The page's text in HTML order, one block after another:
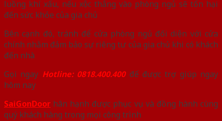
luồng khí xấu, nếu xộc thẳng vào phòng ngủ sẽ tổn hại
đến sức khỏe của gia chủ
Bên cạnh đó, tránh để cửa phòng ngủ đối diện với cửa
chính nhằm đảm bảo sự riêng tư của gia chủ khi có khách
đến nhà
Gọi ngay Hotline: 0818.400.400để được trợ giúp ngay
hôm nay
SaiGonDoor hân hạnh được phục vụ và đồng hành cùng
quý khách hàng trong mọi công trình